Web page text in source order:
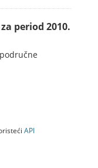
period 2010.
API